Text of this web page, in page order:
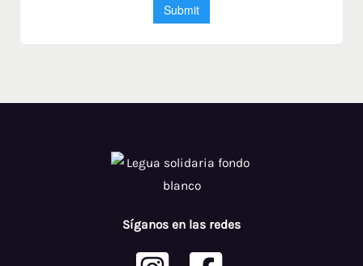
Síganos en las redes